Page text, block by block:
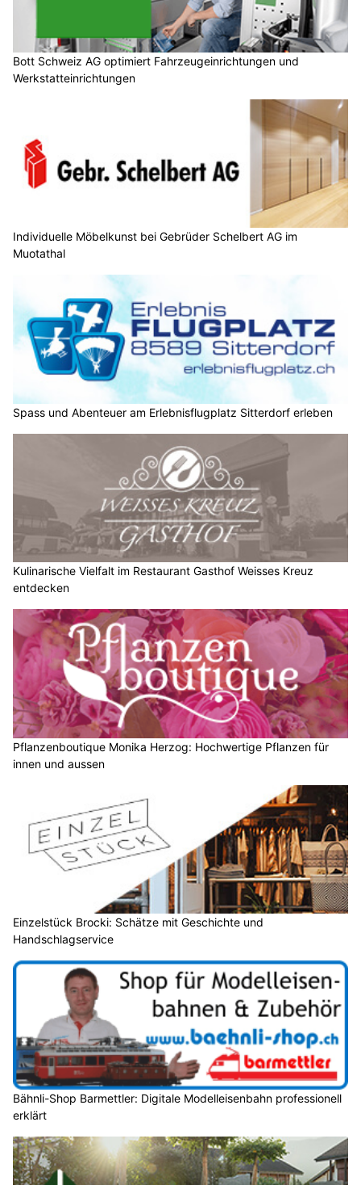
Bott Schweiz AG optimiert Fahrzeugeinrichtungen und
Werkstatteinrichtungen
Individuelle Möbelkunst bei Gebrüder Schelbert AG im
Muotathal
Spass und Abenteuer am Erlebnisflugplatz Sitterdorf erleben
Kulinarische Vielfalt im Restaurant Gasthof Weisses Kreuz
entdecken
Pflanzenboutique Monika Herzog: Hochwertige Pflanzen für
innen und aussen
Einzelstück Brocki: Schätze mit Geschichte und
Handschlagservice
Bähnli-Shop Barmettler: Digitale Modelleisenbahn professionell
erklärt